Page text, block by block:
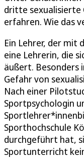
dritte
erfahren. Wie das
Ein Lehrer, der mit
eine Lehrerin, die
äußert.
Gefahr von
Nach einer
Sportpsychologin
Sporthochschule
durchgeführt hat,
Sportunterricht